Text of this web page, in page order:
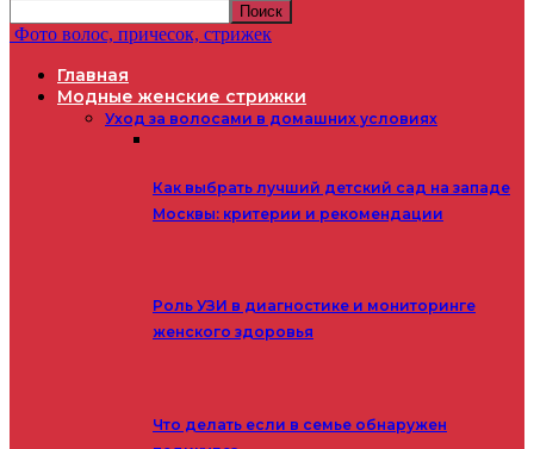
Фото волос, причесок, стрижек
Главная
Модные женские стрижки
Уход за волосами в домашних условиях
Как выбрать лучший детский сад на западе
Москвы: критерии и рекомендации
Роль УЗИ в диагностике и мониторинге
женского здоровья
Что делать если в семье обнаружен